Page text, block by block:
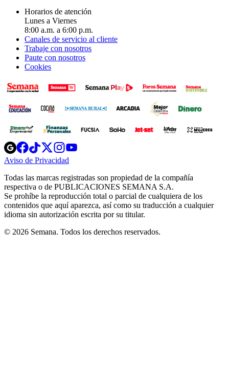
Horarios de atención
Lunes a Viernes
8:00 a.m. a 6:00 p.m.
Canales de servicio al cliente
Trabaje con nosotros
Paute con nosotros
Cookies
Opens
in
new
Opens
in
new
Opens
in
new
window
Opens
new
windowwindow
Aviso de Privacidad
new
window
Todas las marcas registradas son propiedad de la compañía
respectiva o de PUBLICACIONES SEMANA S.A.
Se prohíbe la reproducción total o parcial de cualquiera de los
contenidos que aquí aparezca, así como su traducción a cualquier
idioma sin autorización escrita por su titular.
© 2026 Semana. Todos los derechos reservados.